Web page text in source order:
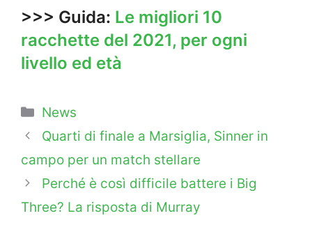
>>> Guida: Le migliori 10
racchette del 2021, per ogni
livello ed età
Categorie
News
Quarti di finale a Marsiglia, Sinner in
campo per un match stellare
Perché è così difficile battere i Big
Three? La risposta di Murray